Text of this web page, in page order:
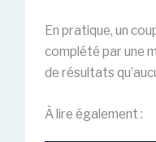
En pratique, un
complété par une
de résultats
À lire également :